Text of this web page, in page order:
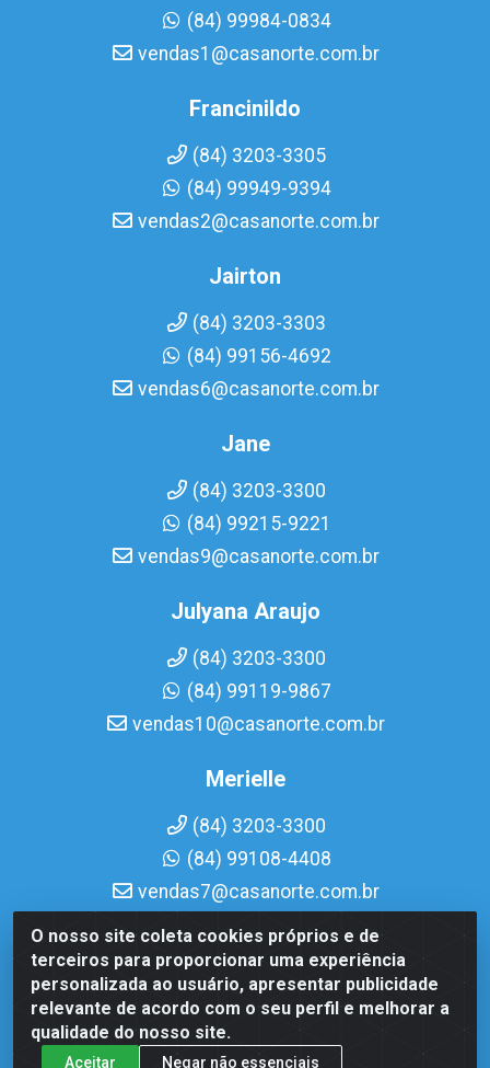
O nosso site coleta cookies próprios e de
terceiros para proporcionar uma experiência
personalizada ao usuário, apresentar publicidade
relevante de acordo com o seu perfil e melhorar a
qualidade do nosso site.
Aceitar Negar não essenciais
(84) 99984-0834
vendas1@casanorte.com.br
Francinildo
(84) 3203-3305
(84) 99949-9394
vendas2@casanorte.com.br
Jairton
(84) 3203-3303
(84) 99156-4692
vendas6@casanorte.com.br
Jane
(84) 3203-3300
(84) 99215-9221
vendas9@casanorte.com.br
Julyana Araujo
(84) 3203-3300
(84) 99119-9867
vendas10@casanorte.com.br
Merielle
(84) 3203-3300
(84) 99108-4408
vendas7@casanorte.com.br
Casa Norte LTDA - Av. Interventor Mário Câmara, 1815 -
Dix-Sept Rosado, Natal/RN - CEP 59054-600 - CNPJ
08.713.513/0001-51